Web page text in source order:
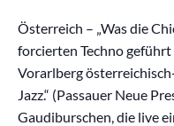
Österreich – „Was die
forcierten Techno
Vorarlberg
Jazz.“ (Passauer Neue
Gaudiburschen, die live